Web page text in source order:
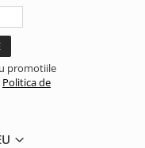
promotiile
Politica de